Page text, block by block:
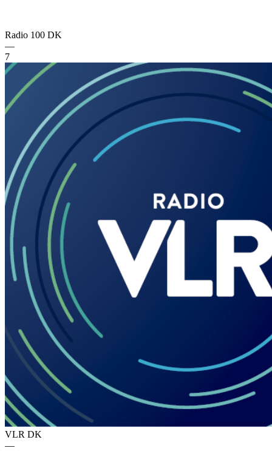
Radio 100 DK
—
7
VLR DK
—